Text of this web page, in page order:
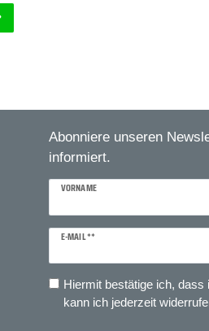
Abonniere unseren
informiert.
VORNAME
E-MAIL **
Newsletter
Hiermit bestätige ich, dass
kann ich jederzeit